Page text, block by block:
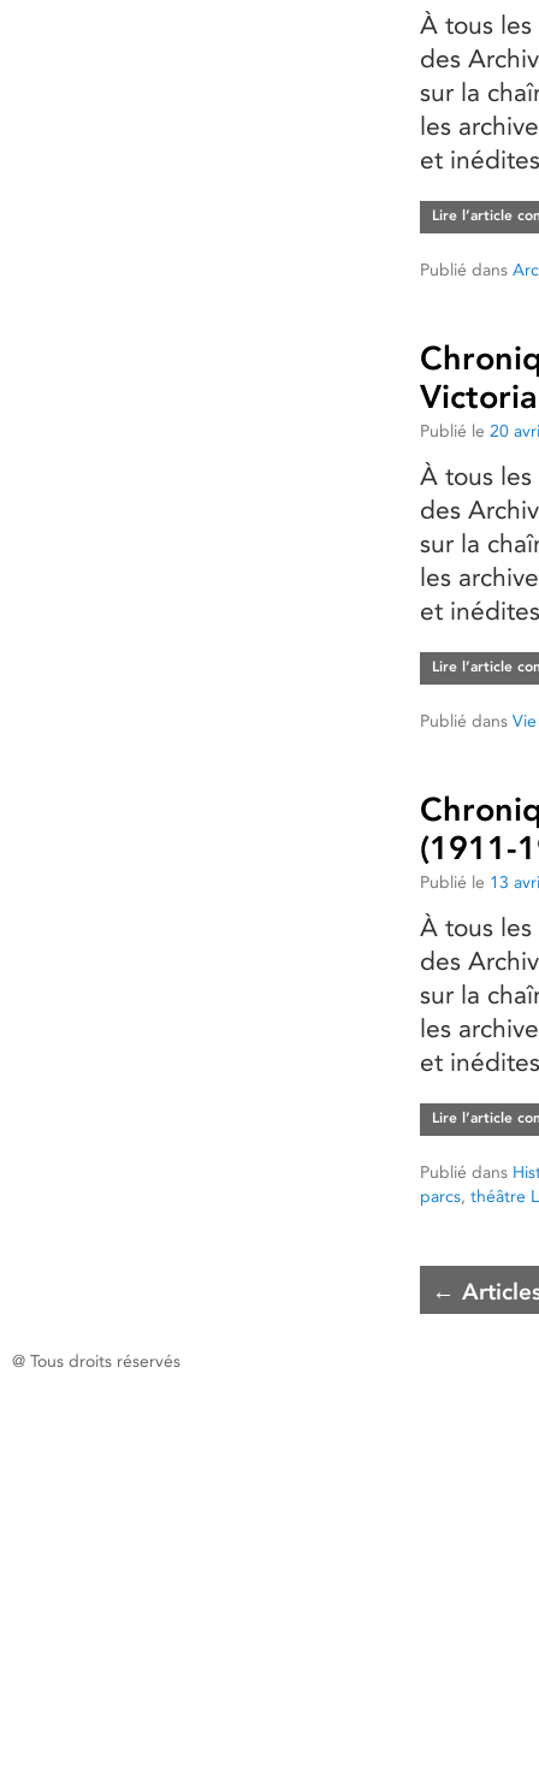
À tous
des
sur la
les
et
Lire l’article
Publié dans
Victoria
Publié le 20
À tous
des
sur la
les
et
Lire l’article
Publié dans
(1911-
Publié le 13
À tous
des
sur la
les
et
Lire l’article
Publié dans
parcs, théâtre
←
@ Tous droits réservés